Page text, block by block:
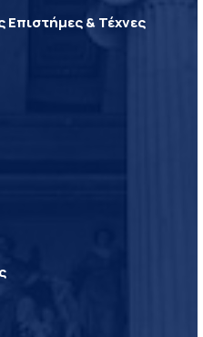
Επιστήμες & Τέχνες